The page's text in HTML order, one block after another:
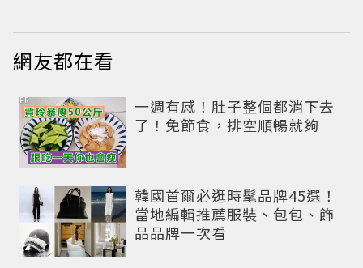
網友都在看
一週有感！肚子整個都消下去
了！免節食，排空順暢就夠
PR
韓國首爾必逛時髦品牌45選！
當地編輯推薦服裝、包包、飾
品品牌一次看